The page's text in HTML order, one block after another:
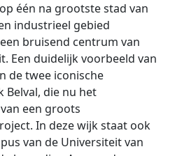
één na grootste stad van
industrieel gebied
bruisend centrum van
Een duidelijk voorbeeld van
de twee iconische
Belval, die nu het
een groots
In deze wijk staat ook
van de Universiteit van